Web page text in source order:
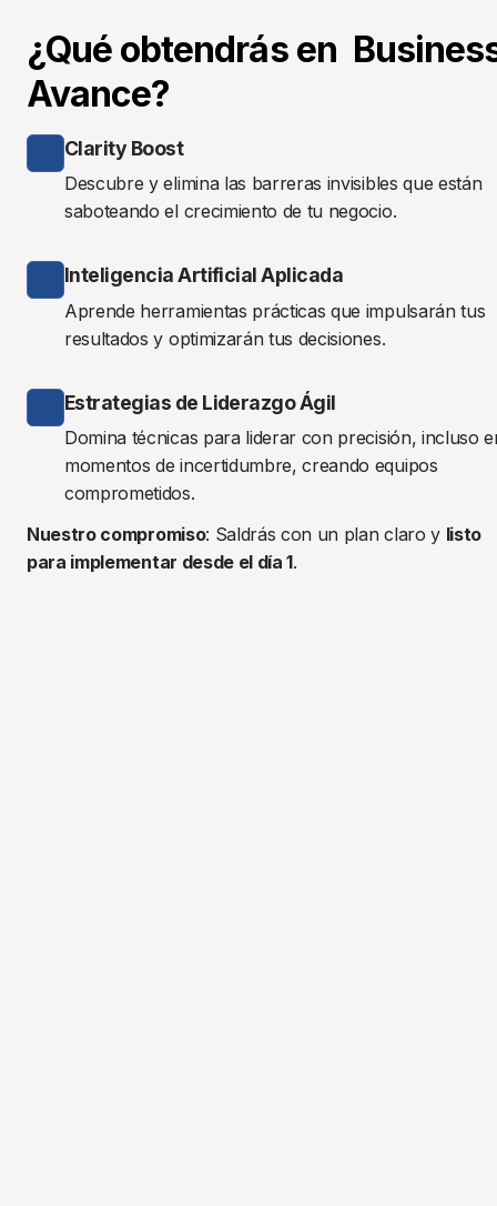
¿Qué obtendrás en
Avance?
Clarity Boost
Descubre y elimina las barreras invisibles que están
saboteando el crecimiento de tu negocio.
Inteligencia Artificial Aplicada
Aprende herramientas prácticas que impulsarán tus
resultados y optimizarán tus decisiones.
Estrategias de Liderazgo Ágil
Domina técnicas para liderar con precisión, incluso
momentos de incertidumbre, creando equipos
comprometidos.
Nuestro compromiso: Saldrás con un plan claro y listo
para implementar desde el día 1.